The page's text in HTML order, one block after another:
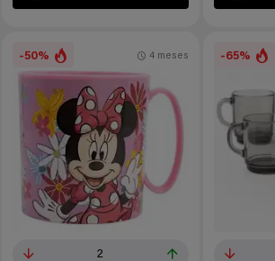
-50%
2
4 meses -65%